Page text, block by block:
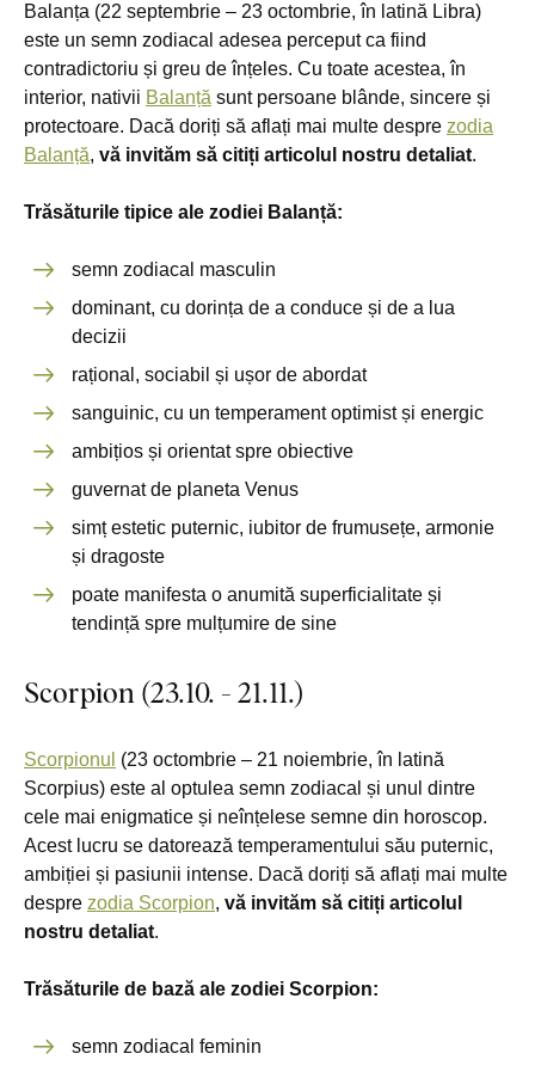
Balanța (22 septembrie – 23 octombrie, în latină Libra)
este un semn zodiacal adesea perceput ca fiind
contradictoriu și greu de înțeles. Cu toate acestea, în
interior, nativii Balanță sunt persoane blânde, sincere și
protectoare. Dacă doriți să aflați mai multe despre zodia
Balanță, vă invităm să citiți articolul nostru detaliat.
Trăsăturile tipice ale zodiei Balanță:
semn zodiacal masculin
dominant, cu dorința de a conduce și de a lua
decizii
rațional, sociabil și ușor de abordat
sanguinic, cu un temperament optimist și energic
ambițios și orientat spre obiective
guvernat de planeta Venus
simț estetic puternic, iubitor de frumusețe, armonie
și dragoste
poate manifesta o anumită superficialitate și
tendință spre mulțumire de sine
Scorpion (23.10. - 21.11.)
Scorpionul (23 octombrie – 21 noiembrie, în latină
Scorpius) este al optulea semn zodiacal și unul dintre
cele mai enigmatice și neînțelese semne din horoscop.
Acest lucru se datorează temperamentului său puternic,
ambiției și pasiunii intense. Dacă doriți să aflați mai multe
despre zodia Scorpion, vă invităm să citiți articolul
nostru detaliat.
Trăsăturile de bază ale zodiei Scorpion:
semn zodiacal feminin